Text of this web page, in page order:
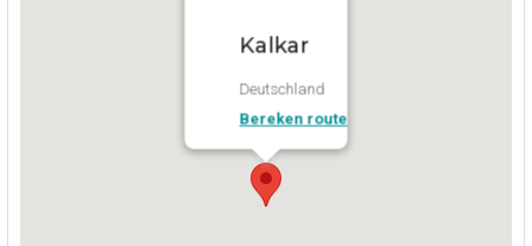
Kalkar
Deutschland
Bereken route